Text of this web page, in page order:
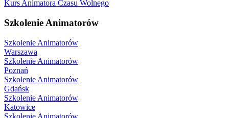
Kurs Animatora Czasu Wolnego
Szkolenie Animatorów
Szkolenie Animatorów
Warszawa
Szkolenie Animatorów
Poznań
Szkolenie Animatorów
Gdańsk
Szkolenie Animatorów
Katowice
Szkolenie Animatorów